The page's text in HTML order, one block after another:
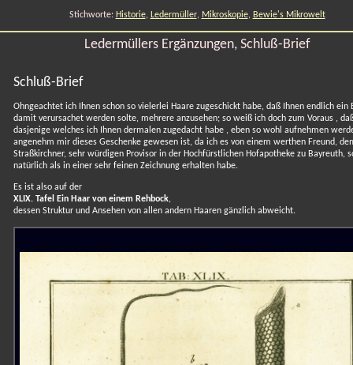
Stichworte: Historie, Ledermüller, Mikroskopie, Bewie's Mikrowelt
Ledermüllers Ergänzungen, Schluß-Brief
Schluß-Brief
Ohngeachtet ich Ihnen schon so vielerlei Haare zugeschickt habe, daß Ihnen endlich ein
damit verursachet werden solte, mehrere anzusehen; so weiß ich doch zum Voraus ,
dasjenige welches ich Ihnen dermalen zugedacht habe , eben so wohl aufnehmen
angenehm mir dieses Geschenke gewesen ist, da ich es von einem werthen Freund,
Straßkirchner, sehr würdigen Provisor in der Hochfürstlichen Hofapotheke zu Bayreuth,
natürlich als in einer sehr feinen Zeichnung erhalten habe.
Es ist also auf der
XLIX. Tafel Ein Haar von einem Rehbock,
dessen Struktur und Ansehen von allen andern Haaren gänzlich abweicht.